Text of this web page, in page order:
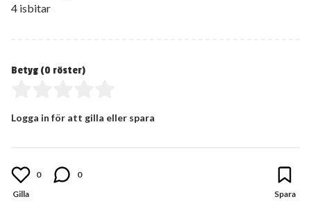
4 isbitar
Betyg (0 röster)
Logga in för att gilla eller spara
0 0